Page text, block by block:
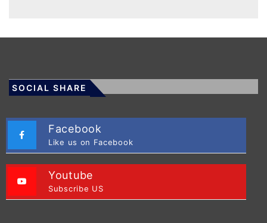
SOCIAL SHARE
Facebook
Like us on Facebook
Youtube
Subscribe US